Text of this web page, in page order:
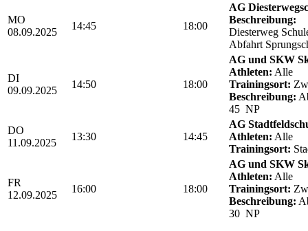
MO
08.09.2025
14:45 18:00
AG
Beschreibung:
Diesterweg
Abfahrt
DI
09.09.2025
14:50 18:00
AG und SKW
Athleten: Alle
Trainingsort:
Beschreibung:
45 NP
DO
11.09.2025
13:30 14:45
AG
Athleten: Alle
Trainingsort:
FR
12.09.2025
16:00 18:00
AG und SKW
Athleten: Alle
Trainingsort:
Beschreibung:
30 NP